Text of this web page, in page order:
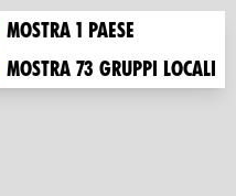
what you want to
Mostra 1 paese
Mostra 73 gruppi locali